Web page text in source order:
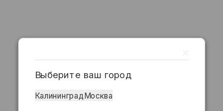
Выберите ваш город
КалининградМосква